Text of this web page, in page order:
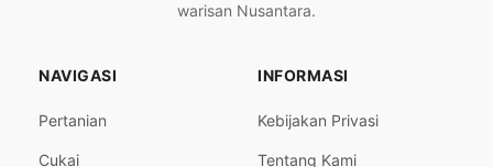
warisan Nusantara.
NAVIGASI
Pertanian
Cukai
INFORMASI
Kebijakan Privasi
Tentang Kami